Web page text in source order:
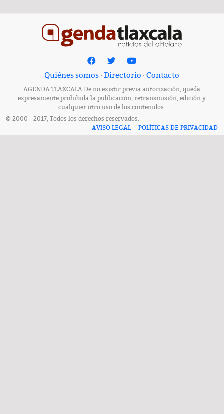
Quiénes somos · Directorio · Contacto
AGENDA TLAXCALA De no existir previa autorización, queda
expresamente prohibida la publicación, retransmisión, edición y
cualquier otro uso de los contenidos.
© 2000 - 2017, Todos los derechos reservados.
AVISO LEGAL
POLÍTICAS DE PRIVACIDAD